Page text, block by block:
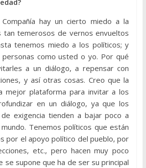
hay un cierto miedo a la
tan temerosos de vernos envueltos
tenemos miedo a los políticos; y
como usted o yo. Por qué
a un diálogo, a repensar con
y así otras cosas. Creo que la
mejor plataforma para invitar a los
en un diálogo, ya que los
exigencia tienden a bajar poco a
Tenemos políticos que están
por el apoyo político del pueblo, por
etc., pero hacen muy poco
se supone que ha de ser su principal